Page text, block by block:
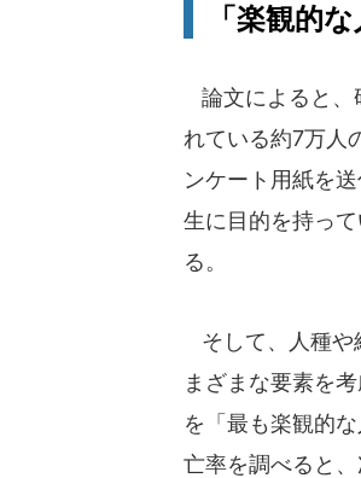
「楽観的
論文によると、
れている約7万人
ンケート用紙を
生に目的を持っ
る。
そして、人種や
まざまな要素を
を「最も楽観的
亡率を調べると、